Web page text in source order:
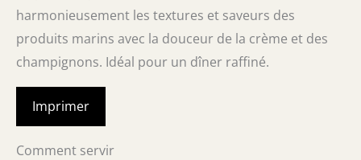
harmonieusement les textures et saveurs des
produits marins avec la douceur de la crème et des
champignons. Idéal pour un dîner raffiné.
Imprimer
Comment servir